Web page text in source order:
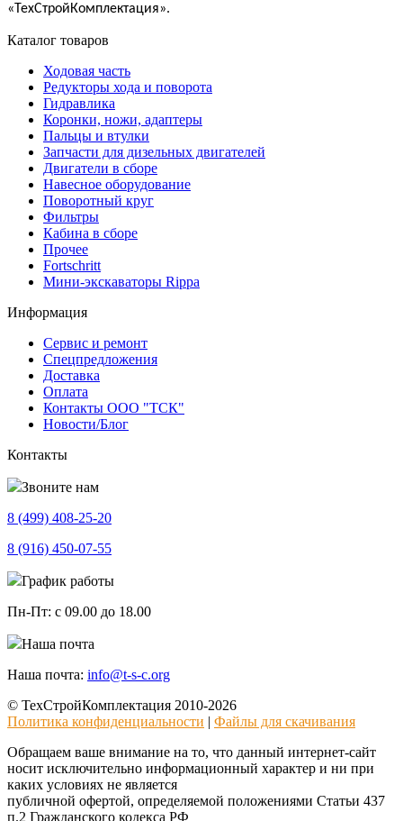
«ТехСтройКомплектация».
Каталог товаров
Ходовая часть
Редукторы хода и поворота
Гидравлика
Коронки, ножи, адаптеры
Пальцы и втулки
Запчасти для дизельных двигателей
Двигатели в сборе
Навесное оборудование
Поворотный круг
Фильтры
Кабина в сборе
Прочее
Fortschritt
Мини-экскаваторы Rippa
Информация
Сервис и ремонт
Спецпредложения
Доставка
Оплата
Контакты ООО "ТСК"
Новости/Блог
Контакты
Звоните нам
8 (499) 408-25-20
8 (916) 450-07-55
График работы
Пн-Пт: с 09.00 до 18.00
Наша почта
Наша почта: info@t-s-c.org
© ТехСтройКомплектация 2010-2026
Политика конфиденциальности | Файлы для скачивания
Обращаем ваше внимание на то, что данный интернет-сайт
носит исключительно информационный характер и ни при
каких условиях не является
публичной офертой, определяемой положениями Статьи 437
п.2 Гражданского кодекса РФ